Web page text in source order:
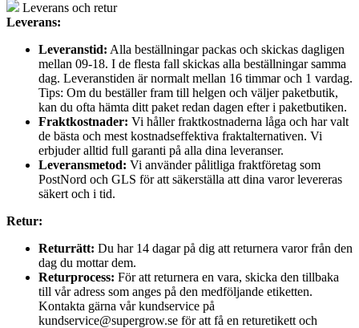
Leverans och retur
Leverans:
Leveranstid: Alla beställningar packas och skickas dagligen
mellan 09-18. I de flesta fall skickas alla beställningar samma
dag. Leveranstiden är normalt mellan 16 timmar och 1 vardag.
Tips: Om du beställer fram till helgen och väljer paketbutik,
kan du ofta hämta ditt paket redan dagen efter i paketbutiken.
Fraktkostnader: Vi håller fraktkostnaderna låga och har valt
de bästa och mest kostnadseffektiva fraktalternativen. Vi
erbjuder alltid full garanti på alla dina leveranser.
Leveransmetod: Vi använder pålitliga fraktföretag som
PostNord och GLS för att säkerställa att dina varor levereras
säkert och i tid.
Retur:
Returrätt: Du har 14 dagar på dig att returnera varor från den
dag du mottar dem.
Returprocess: För att returnera en vara, skicka den tillbaka
till vår adress som anges på den medföljande etiketten.
Kontakta gärna vår kundservice på
kundservice@supergrow.se för att få en returetikett och